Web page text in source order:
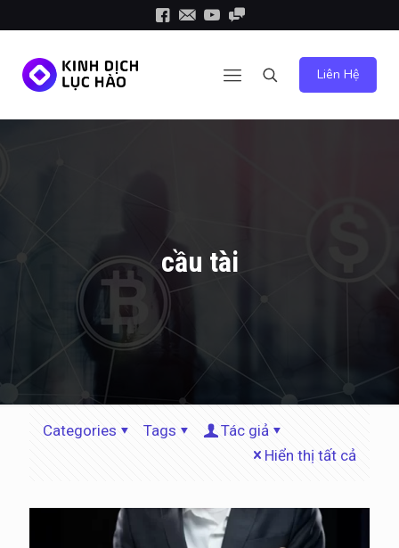
Liên Hệ
cầu tài
Categories Tags
Tác giả
Hiển thị tất cả